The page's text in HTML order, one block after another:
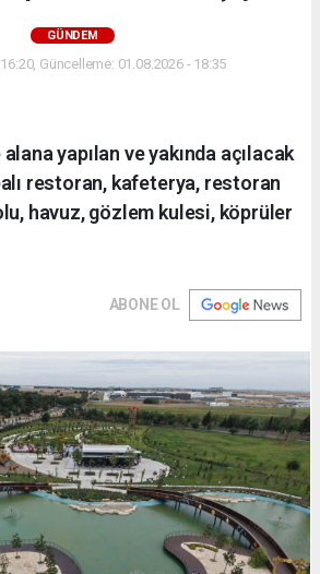
GÜNDEM
Güncelleme: 01.08.2026 - 18:35
yapılan ve yakında açılacak
restoran, kafeterya, restoran
havuz, gözlem kulesi, köprüler
ABONE OL